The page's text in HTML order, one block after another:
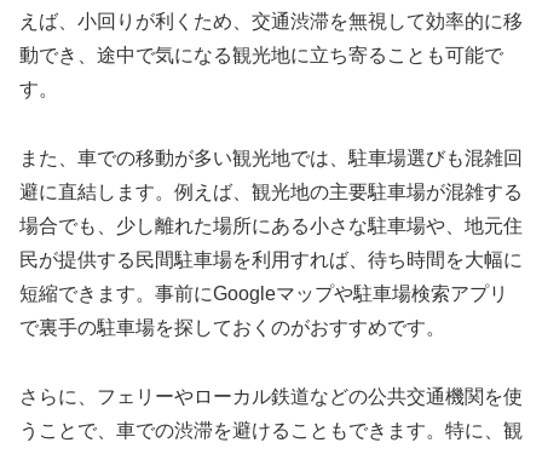
えば、小回りが利くため、交通渋滞を無視して効率的に移
動でき、途中で気になる観光地に立ち寄ることも可能で
す。
また、車での移動が多い観光地では、駐車場選びも混雑回
避に直結します。例えば、観光地の主要駐車場が混雑する
場合でも、少し離れた場所にある小さな駐車場や、地元住
民が提供する民間駐車場を利用すれば、待ち時間を大幅に
短縮できます。事前にGoogleマップや駐車場検索アプリ
で裏手の駐車場を探しておくのがおすすめです。
さらに、フェリーやローカル鉄道などの公共交通機関を使
うことで、車での渋滞を避けることもできます。特に、観